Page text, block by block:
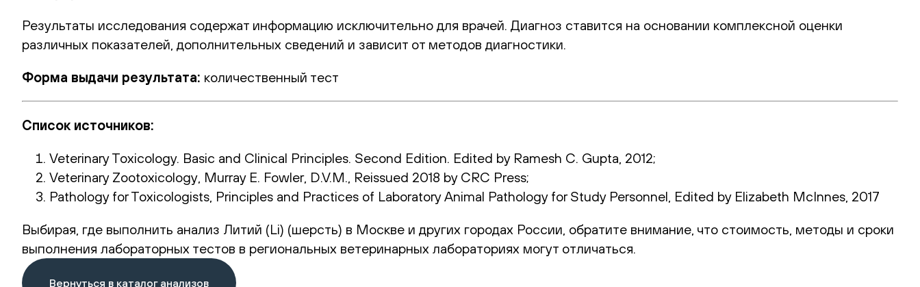
Результаты исследования содержат информацию исключительно для врачей. Диагноз ставится на основании комплексной оценки
различных показателей, дополнительных сведений и зависит от методов диагностики.
Форма выдачи результата: количественный тест
Список источников:
Veterinary Toxicology. Basic and Clinical Principles. Second Edition. Edited by Ramesh C. Gupta, 2012;
Veterinary Zootoxicology, Murray E. Fowler, D.V.M., Reissued 2018 by CRC Press;
Pathology for Toxicologists, Principles and Practices of Laboratory Animal Pathology for Study Personnel, Edited by Elizabeth McInnes, 2017
Выбирая, где выполнить анализ Литий (Li) (шерсть) в Москве и других городах России, обратите внимание, что стоимость, методы и сроки
выполнения лабораторных тестов в региональных ветеринарных лабораториях могут отличаться.
Вернуться в каталог анализов